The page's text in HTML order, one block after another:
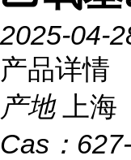
2025-04-
产品详情
产地
上海
Cas：